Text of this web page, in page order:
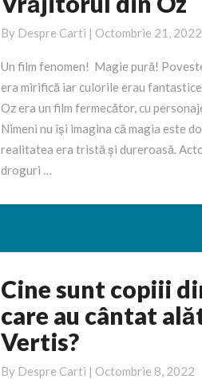
pătimit
actorii
Vrăjitorul
din
Oz
By Despre Carti | Octombrie 21, 2022
Un film fenomen! Magie pură!
era mirifică iar culorile erau
Oz era un film fermecător, cu
Nimeni nu își imagina că magia este
realitatea era tristă și dureroasă.
droguri …
Cine
copiii
din
România
Cine sunt copiii
care au cântat
Vertis?
By Despre Carti | Octombrie 8, 2022